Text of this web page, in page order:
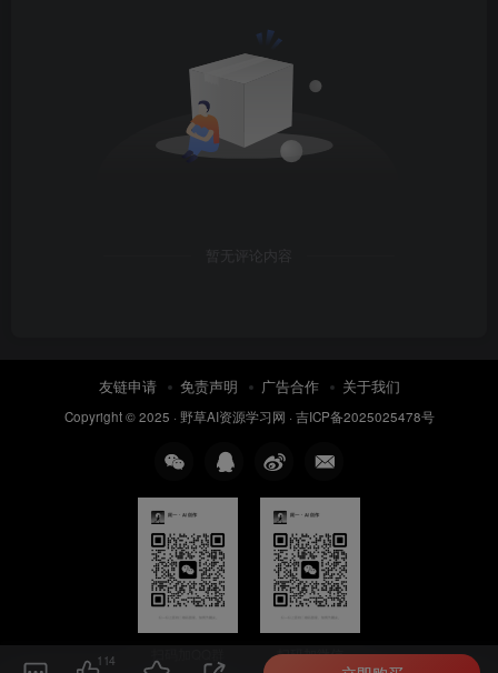
暂无评论内容
友链申请 免责声明 广告合作 关于我们
Copyright © 2025 · 野草AI资源学习网 · 吉ICP备2025025478号
扫码加微信
114